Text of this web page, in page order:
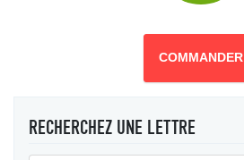
COMMANDER
RECHERCHEZ UNE LETTRE